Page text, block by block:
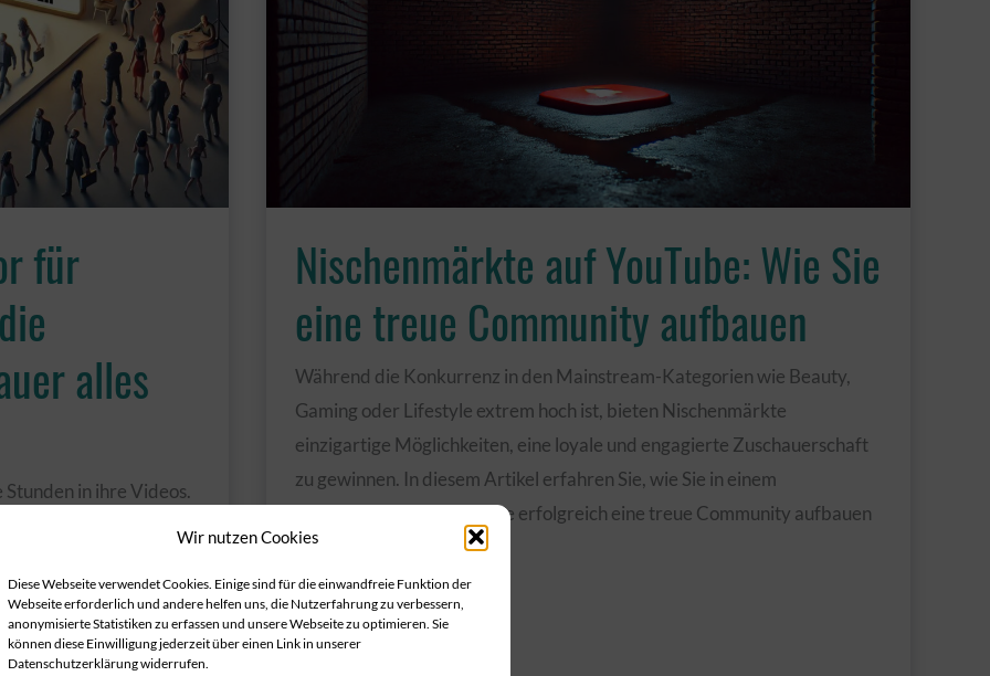
Wir nutzen Cookies
Diese Webseite verwendet Cookies. Einige sind für die einwandfreie Funktion der
Webseite erforderlich und andere helfen uns, die Nutzerfahrung zu verbessern,
anonymisierte Statistiken zu erfassen und unsere Webseite zu optimieren. Sie
können diese Einwilligung jederzeit über einen Link in unserer
Datenschutzerklärung widerrufen.
längst
überholt
für
alles
in ihre Videos.
setzen auf
Und
das? Die häufige
Wahrheit ist jedoch
am Algorithmus,
Nischenmärkte auf YouTube: Wie Sie
eine treue Community aufbauen
Während die Konkurrenz in den Mainstream-Kategorien wie Beauty,
Gaming oder Lifestyle extrem hoch ist, bieten Nischenmärkte
einzigartige Möglichkeiten, eine loyale und engagierte Zuschauerschaft
zu gewinnen. In diesem Artikel erfahren Sie, wie Sie in einem
Nischenmarkt auf YouTube erfolgreich eine treue Community aufbauen
können.
Nischenmärkte
auf
Weiterlesen »